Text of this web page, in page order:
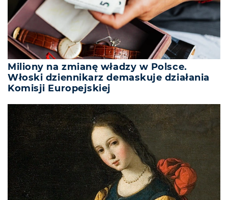
Miliony na zmianę władzy w Polsce.
Włoski dziennikarz demaskuje działania
Komisji Europejskiej